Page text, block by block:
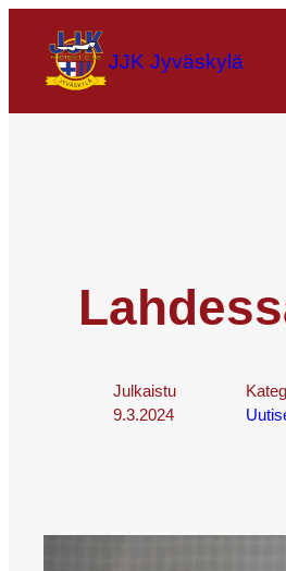
JJK Jyväskylä
Julkaistu
9.3.2024